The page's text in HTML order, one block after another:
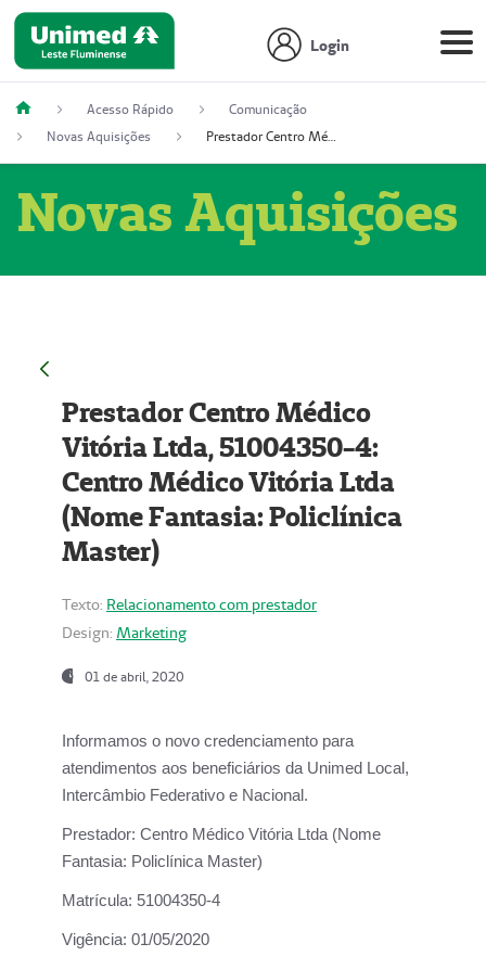
Login
Acesso Rápido
Comunicação
Novas Aquisições
Prestador Centro Médico Vitória Ltda, 51004350-4: Centro Médico Vitória Ltda (Nome Fantasia: Policlínica Master)
Novas Aquisições
Prestador Centro Médico
Vitória Ltda, 51004350-4:
Centro Médico Vitória Ltda
(Nome Fantasia: Policlínica
Master)
Texto: Relacionamento com prestador
Design: Marketing
01 de abril, 2020
Informamos o novo credenciamento para
atendimentos aos beneficiários da Unimed Local,
Intercâmbio Federativo e Nacional.
Prestador: Centro Médico Vitória Ltda (Nome
Fantasia: Policlínica Master)
Matrícula: 51004350-4
Vigência: 01/05/2020